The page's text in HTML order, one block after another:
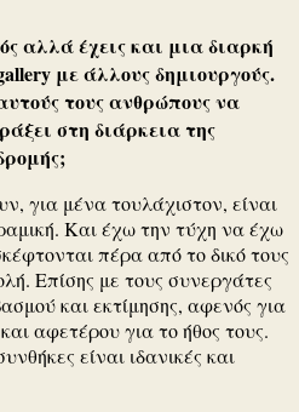
αλλά έχεις και μια διαρκή
με άλλους δημιουργούς.
τους ανθρώπους να
στη διάρκεια της
για μένα τουλάχιστον, είναι
Και έχω την τύχη να έχω
πέρα από το δικό τους
Επίσης με τους συνεργάτες
και εκτίμησης, αφενός για
αφετέρου για το ήθος τους.
είναι ιδανικές και